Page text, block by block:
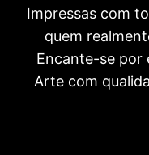
Impressas com
quem
Encante-se por
Arte com